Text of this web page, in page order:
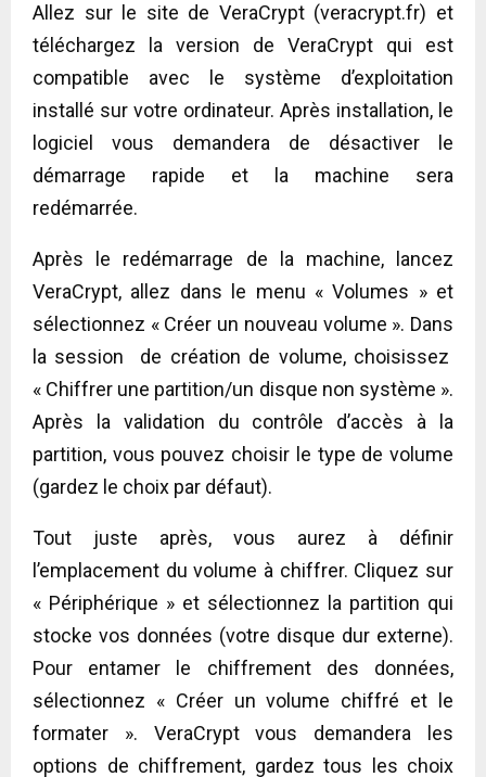
Allez sur le site de VeraCrypt (veracrypt.fr) et
téléchargez la version de VeraCrypt qui est
compatible avec le système d’exploitation
installé sur votre ordinateur. Après installation, le
logiciel vous demandera de désactiver le
démarrage rapide et la machine sera
redémarrée.
Après le redémarrage de la machine, lancez
VeraCrypt, allez dans le menu « Volumes » et
sélectionnez « Créer un nouveau volume ». Dans
la session de création de volume, choisissez
« Chiffrer une partition/un disque non système ».
Après la validation du contrôle d’accès à la
partition, vous pouvez choisir le type de volume
(gardez le choix par défaut).
Tout juste après, vous aurez à définir
l’emplacement du volume à chiffrer. Cliquez sur
« Périphérique » et sélectionnez la partition qui
stocke vos données (votre disque dur externe).
Pour entamer le chiffrement des données,
sélectionnez « Créer un volume chiffré et le
formater ». VeraCrypt vous demandera les
options de chiffrement, gardez tous les choix